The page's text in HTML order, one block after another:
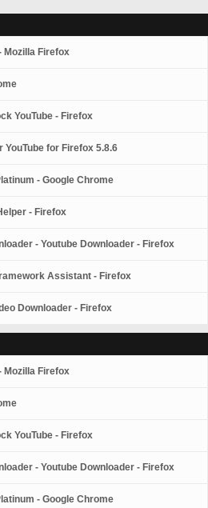
Mozilla Firefox
YouTube - Firefox
YouTube for Firefox 5.8.6
- Google Chrome
- Firefox
- Youtube Downloader - Firefox
Assistant - Firefox
Downloader - Firefox
Mozilla Firefox
YouTube - Firefox
- Youtube Downloader - Firefox
- Google Chrome